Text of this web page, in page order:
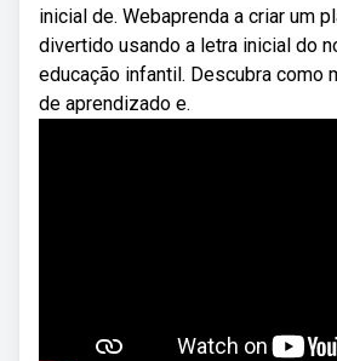
inicial de. Webaprenda a criar um
divertido usando a letra inicial do
educação infantil. Descubra como
de aprendizado e.